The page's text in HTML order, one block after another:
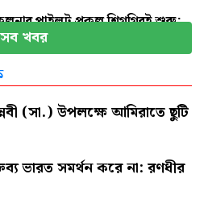
পাইলট প্রকল্প শিগগিরই শুরু:
দলীয় ইতিহাসের জায়গা না হয়:
সব খবর
(সা.) উপলক্ষে আমিরাতে ছুটি
ভারত সমর্থন করে না: রণধীর